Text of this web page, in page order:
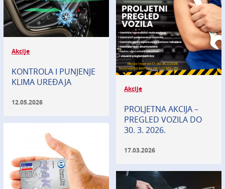
Akcije
KONTROLA I PUNJENJE
KLIMA UREĐAJA
12.05.2026
Akcije
PROLJETNA AKCIJA –
PREGLED VOZILA DO
30. 3. 2026.
17.03.2026